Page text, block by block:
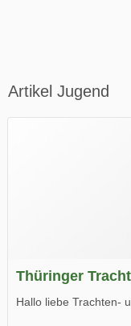
Artikel Jugend
Thüringer
Hallo liebe Trachten-